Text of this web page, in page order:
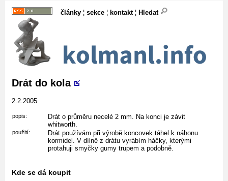
články ¦ sekce ¦ kontakt¦ Hledat
Drát do kola
2.2.2005
popis:
Drát o průměru necelé 2 mm. Na konci je závit
whitworth.
použití:
Drát používám při výrobě koncovek táhel k náhonu
kormidel. V dílně z drátu vyrábím háčky, kterými
protahuji smyčky gumy trupem a podobně.
Kde se dá koupit